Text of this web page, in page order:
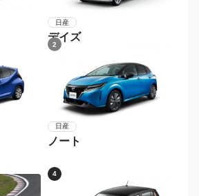
日産
デイズ
2
日産
ノート
4